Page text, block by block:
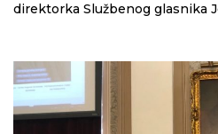
direktorka Službenog glasnika